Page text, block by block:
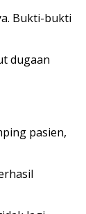
Bukti-bukti
dugaan
pasien,